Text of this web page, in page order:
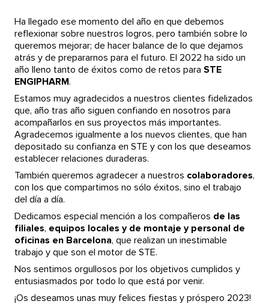
Ha llegado ese momento del año en que debemos
reflexionar sobre nuestros logros, pero también sobre lo
queremos mejorar; de hacer balance de lo que dejamos
atrás y de prepararnos para el futuro. El 2022 ha sido un
año lleno tanto de éxitos como de retos para STE
ENGIPHARM.
Estamos muy agradecidos a nuestros clientes fidelizados
que, año tras año siguen confiando en nosotros para
acompañarlos en sus proyectos más importantes.
Agradecemos igualmente a los nuevos clientes, que han
depositado su confianza en STE y con los que deseamos
establecer relaciones duraderas.
También queremos agradecer a nuestros colaboradores,
con los que compartimos no sólo éxitos, sino el trabajo
del día a día.
Dedicamos especial mención a los compañeros de las
filiales, equipos locales y de montaje y personal de
oficinas en Barcelona, que realizan un inestimable
trabajo y que son el motor de STE.
Nos sentimos orgullosos por los objetivos cumplidos y
entusiasmados por todo lo que está por venir.
¡Os deseamos unas muy felices fiestas y próspero 2023!